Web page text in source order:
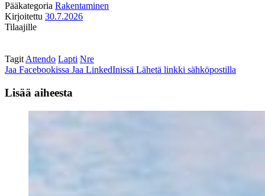
Pääkategoria Rakentaminen
Kirjoitettu 30.7.2026
Tilaajille
Tagit Attendo Lapti Nre
Jaa Facebookissa Jaa LinkedInissä Lähetä linkki sähköpostilla
Lisää aiheesta